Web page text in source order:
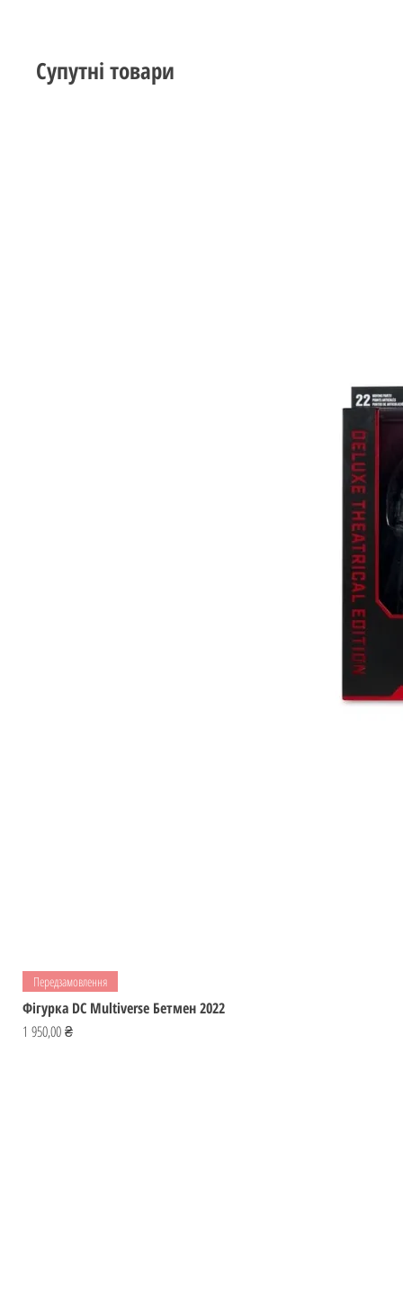
Супутні товари
Передзамовлення
Фігурка DC Multiverse Бетмен 2022
Ціна
1 950,00 ₴